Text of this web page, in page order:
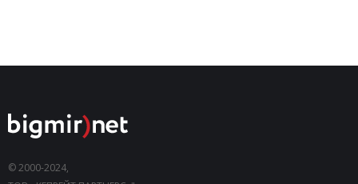
© 2000-2024,